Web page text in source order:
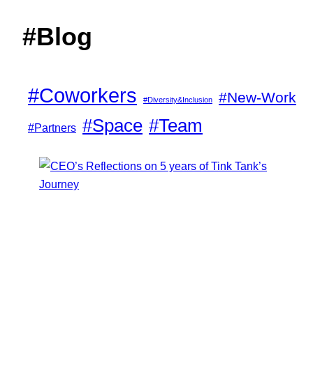
#Blog
#Coworkers #Diversity&Inclusion #New-Work
#Partners #Space #Team